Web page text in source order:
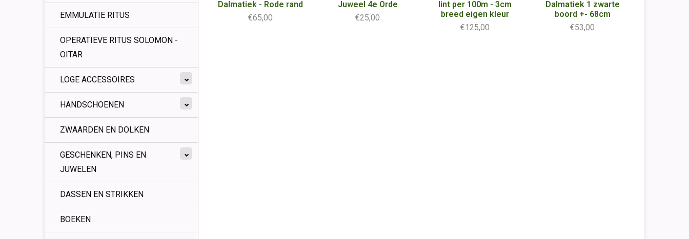
EMMULATIE RITUS
OPERATIEVE RITUS SOLOMON -
OITAR
LOGE ACCESSOIRES
HANDSCHOENEN
ZWAARDEN EN DOLKEN
GESCHENKEN, PINS EN
JUWELEN
DASSEN EN STRIKKEN
BOEKEN
Dalmatiek - Rode rand
€65,00
Juweel 4e Orde
€25,00
lint per 100m - 3cm
breed eigen kleur
€125,00
Dalmatiek 1 zwarte
boord +- 68cm
€53,00